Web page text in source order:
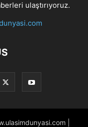
ulaştırıyoruz.
|